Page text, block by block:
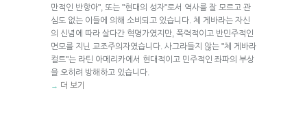
만적인 반항아", 또는 "현대의 성자"로서 역사를 잘 모르고 관
심도 없는 이들에 의해 소비되고 있습니다. 체 게바라는 자신
의 신념에 따라 살다간 혁명가였지만, 폭력적이고 반민주적인
면모를 지닌 교조주의자였습니다. 사그라들지 않는 "체 게바라
컬트"는 라틴 아메리카에서 현대적이고 민주적인 좌파의 부상
을 오히려 방해하고 있습니다.
→ 더 보기